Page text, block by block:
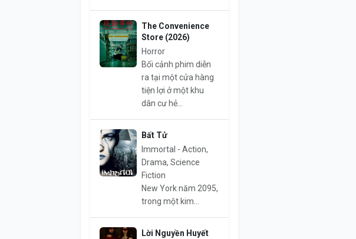
The Convenience
Store (2026)
Horror
Bối cảnh phim diễn
ra tại một cửa hàng
tiện lợi ở một khu
dân cư hẻ...
Bất Tử
Immortal - Action,
Drama, Science
Fiction
New York năm 2095,
trong một kim...
Lời Nguyền Huyết